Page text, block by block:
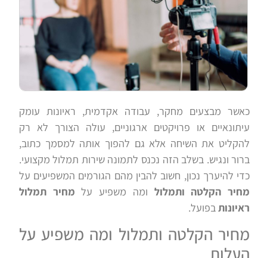
כאשר מבצעים מחקר, עבודה אקדמית, ראיונות עומק
עיתונאיים או פרויקטים ארגוניים, עולה הצורך לא רק
להקליט את השיחה אלא גם להפוך אותה למסמך כתוב,
ברור ונגיש. בשלב הזה נכנס לתמונה שירות תמלול מקצועי.
כדי להיערך נכון, חשוב להבין מהם הגורמים המשפיעים על
מחיר הקלטה ותמלול ומה משפיע על מחיר תמלול
ראיונותבפועל.
מחיר הקלטה ותמלול ומה משפיע על